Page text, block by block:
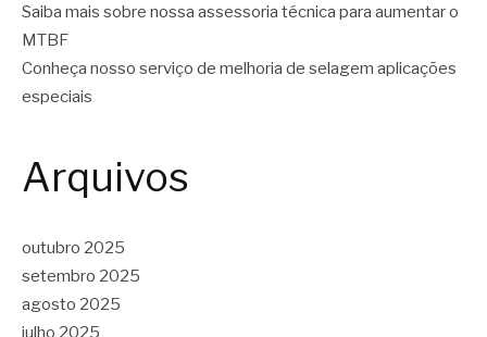
Saiba mais sobre nossa assessoria técnica para aumentar o
MTBF
Conheça nosso serviço de melhoria de selagem aplicações
especiais
Arquivos
outubro 2025
setembro 2025
agosto 2025
julho 2025